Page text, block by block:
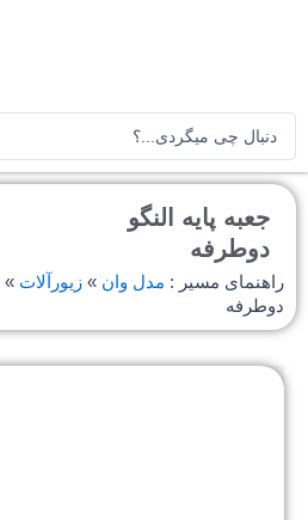
.
.
جعبه پایه النگو
دوطرفه
راهنمای مسیر : مدل وان » زیورآلات »
دوطرفه